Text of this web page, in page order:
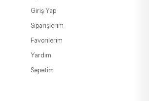
Giriş Yap
Siparişlerim
Favorilerim
Yardım
Sepetim